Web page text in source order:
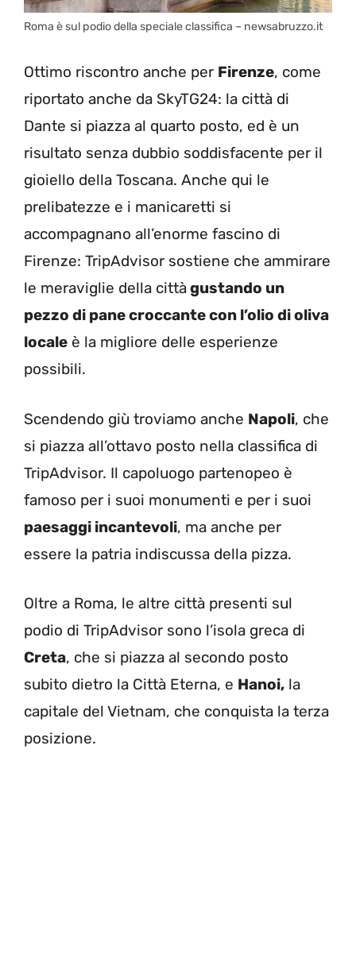
Roma è sul podio della speciale classifica – newsabruzzo.it
Ottimo riscontro anche per Firenze, come
riportato anche da SkyTG24: la città di
Dante si piazza al quarto posto, ed è un
risultato senza dubbio soddisfacente per il
gioiello della Toscana. Anche qui le
prelibatezze e i manicaretti si
accompagnano all’enorme fascino di
Firenze: TripAdvisor sostiene che ammirare
le meraviglie della cittàgustando un
pezzo di pane croccante con l’olio di oliva
locale è la migliore delle esperienze
possibili.
Scendendo giù troviamo anche Napoli, che
si piazza all’ottavo posto nella classifica di
TripAdvisor. Il capoluogo partenopeo è
famoso per i suoi monumenti e per i suoi
paesaggi incantevoli, ma anche per
essere la patria indiscussa della pizza.
Oltre a Roma, le altre città presenti sul
podio di TripAdvisor sono l’isola greca di
Creta, che si piazza al secondo posto
subito dietro la Città Eterna, e Hanoi, la
capitale del Vietnam, che conquista la terza
posizione.